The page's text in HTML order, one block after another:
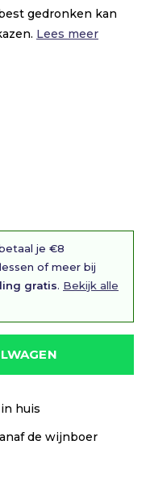
gedronken kan
Lees meer
je €8
of meer bij
gratis. Bekijk alle
huis
de wijnboer